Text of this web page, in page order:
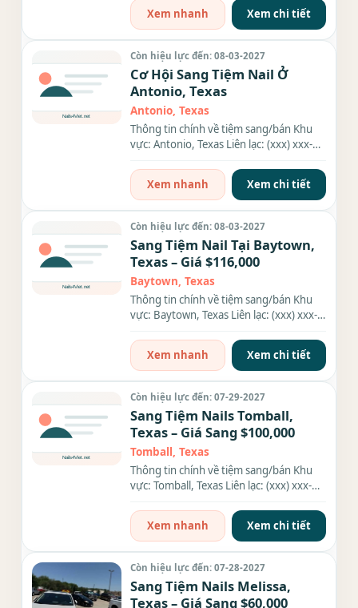
Xem nhanh
Xem chi tiết
Còn hiệu lực đến: 08-03-2027
Cơ Hội Sang Tiệm Nail Ở
Antonio, Texas
Antonio, Texas
Thông tin chính về tiệm sang/bán Khu
vực: Antonio, Texas Liên lạc: (xxx) xxx-
Xem nhanh
Xem chi tiết
Còn hiệu lực đến: 08-03-2027
Sang Tiệm Nail Tại Baytown,
Texas – Giá $116,000
Baytown, Texas
Thông tin chính về tiệm sang/bán Khu
vực: Baytown, Texas Liên lạc: (xxx) xxx-
Xem nhanh
Xem chi tiết
Còn hiệu lực đến: 07-29-2027
Sang Tiệm Nails Tomball,
Texas – Giá Sang $100,000
Tomball, Texas
Thông tin chính về tiệm sang/bán Khu
vực: Tomball, Texas Liên lạc: (xxx) xxx-
Xem nhanh
Xem chi tiết
Còn hiệu lực đến: 07-28-2027
Sang Tiệm Nails Melissa,
Texas – Giá Sang $60,000